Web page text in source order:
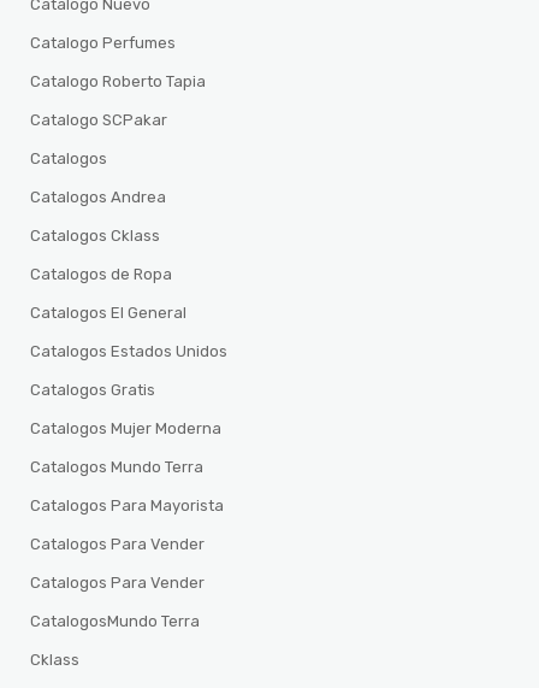
Catalogo Nuevo
Catalogo Perfumes
Catalogo Roberto Tapia
Catalogo SCPakar
Catalogos
Catalogos Andrea
Catalogos Cklass
Catalogos de Ropa
Catalogos El General
Catalogos Estados Unidos
Catalogos Gratis
Catalogos Mujer Moderna
Catalogos Mundo Terra
Catalogos Para Mayorista
Catalogos Para Vender
Catalogos Para Vender
CatalogosMundo Terra
Cklass